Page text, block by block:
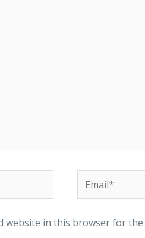
Email*
website in this browser for